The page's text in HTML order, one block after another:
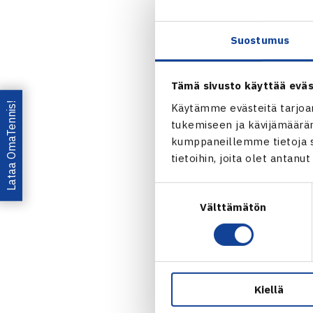
Suostumus
Tämä sivusto käyttää
Käytämme evästeitä
tukemiseen ja
kumppaneillemme tietoja
tietoihin, joita olet
Välttämätön
Kiellä
Tuija
Toiseksi
belgialainen
Eisterlehner
6-1.
TULOKSET
vuotiaiden
Lataa OmaTennis!